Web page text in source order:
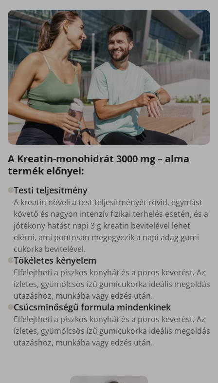
A Kreatin-monohidrát 3000 mg – alma
termék előnyei:
Testi teljesítmény
A kreatin növeli a test teljesítményét rövid, egymást
követő és nagyon intenzív fizikai terhelés esetén, és a
jótékony hatást napi 3 g kreatin bevitelével lehet
elérni, ami pontosan megegyezik a napi adag gumi
cukorka bevitelével.
Tökéletes kényelem
Elfelejtheti a piszkos konyhát és a poros keverést. Az
ízletes, gyümölcsös ízű gumicukorka ideális megoldás
utazáshoz, munkába vagy edzés után.
Csúcsminőségű formula mindenkinek
Elfelejtheti a piszkos konyhát és a poros keverést. Az
ízletes, gyümölcsös ízű gumicukorka ideális megoldás
utazáshoz, munkába vagy edzés után.